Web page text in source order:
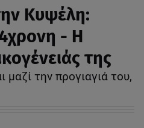
Κυψέλη:
- Η
της
μαζί την προγιαγιά του,